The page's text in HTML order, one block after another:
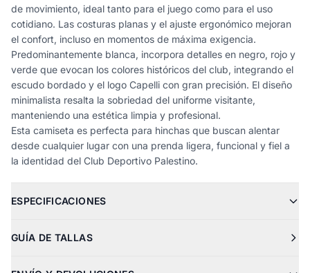
de movimiento, ideal tanto para el juego como para el uso
cotidiano. Las costuras planas y el ajuste ergonómico mejoran
el confort, incluso en momentos de máxima exigencia.
Predominantemente blanca, incorpora detalles en negro, rojo y
verde que evocan los colores históricos del club, integrando el
escudo bordado y el logo Capelli con gran precisión. El diseño
minimalista resalta la sobriedad del uniforme visitante,
manteniendo una estética limpia y profesional.
Esta camiseta es perfecta para hinchas que buscan alentar
desde cualquier lugar con una prenda ligera, funcional y fiel a
la identidad del Club Deportivo Palestino.
ESPECIFICACIONES
GUÍA DE TALLAS